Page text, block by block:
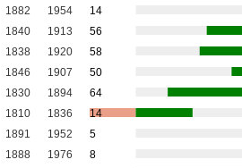
1882 1954
14
1840 1913
56
1838 1920
58
1846 1907
50
1830 1894
64
1810 1836
14
1891 1952
5
1888 1976
8